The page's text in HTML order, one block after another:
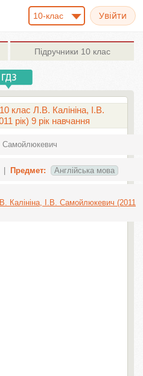
10-клас
Підручники 10 клас
клас Л.В. Калініна, І.В.
рік) 9 рік навчання
Самойлюкевич
Предмет: Англiйська мова
Калініна, І.В. Самойлюкевич (2011